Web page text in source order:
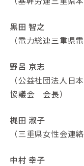
黒田 智之
（電力総連三重県
野呂 京志
（公益社団法人日
協議会 会長）
梶田 淑子
（三重県女性会連
中村 幸子